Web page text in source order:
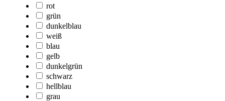
rot
grün
dunkelblau
weiß
blau
gelb
dunkelgrün
schwarz
hellblau
grau